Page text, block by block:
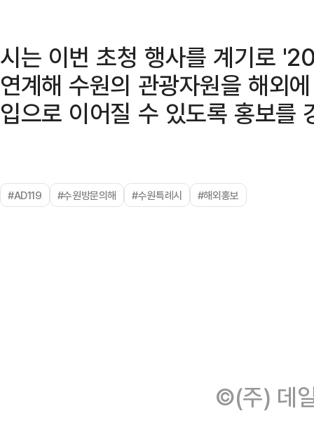
시는 이번 초청 행사를 계기로
연계해 수원의 관광자원을 해외
입으로 이어질 수 있도록 홍보를
#AD119 #수원방문의해 #수원특례시 #해외홍보
©(주) 데